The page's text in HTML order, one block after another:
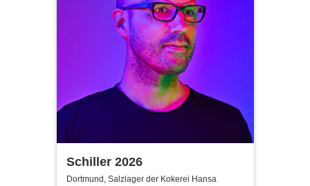
Schiller 2026
Dortmund, Salzlager der Kokerei Hansa